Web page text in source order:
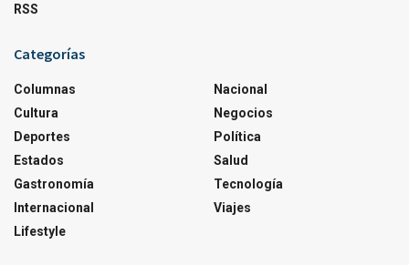
RSS
Categorías
Columnas
Cultura
Deportes
Estados
Gastronomía
Internacional
Lifestyle
Nacional
Negocios
Política
Salud
Tecnología
Viajes